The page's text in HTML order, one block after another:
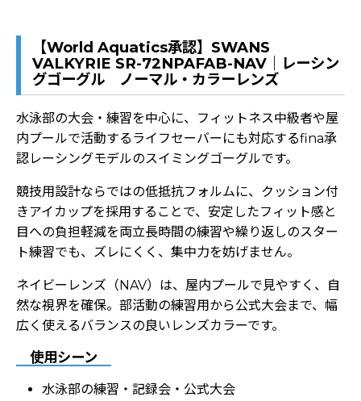
【World Aquatics承認】SWANS
VALKYRIE SR-72NPAFAB-NAV｜レーシン
グゴーグル ノーマル・カラーレンズ
水泳部の大会・練習を中心に、フィットネス中級者や屋
内プールで活動するライフセーバーにも対応するfina承
認レーシングモデルのスイミングゴーグルです。
競技用設計ならではの低抵抗フォルムに、クッション付
きアイカップを採用することで、安定したフィット感と
目への負担軽減を両立長時間の練習や繰り返しのスター
ト練習でも、ズレにくく、集中力を妨げません。
ネイビーレンズ（NAV）は、屋内プールで見やすく、自
然な視界を確保。部活動の練習用から公式大会まで、幅
広く使えるバランスの良いレンズカラーです。
使用シーン
水泳部の練習・記録会・公式大会